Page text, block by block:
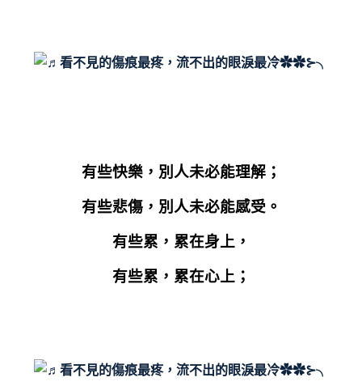
有些快樂，別人未必能理解；
有些悲傷，別人未必能感受。
有些累，累在身上，
有些累，累在心上；